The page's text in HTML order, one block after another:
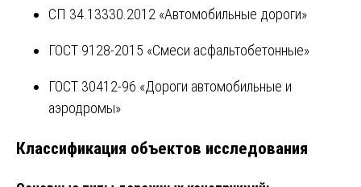
СП 34.13330.2012 «Автомобильные дороги»
ГОСТ 9128-2015 «Смеси асфальтобетонные»
ГОСТ 30412-96 «Дороги автомобильные и
аэродромы»
Классификация объектов исследования